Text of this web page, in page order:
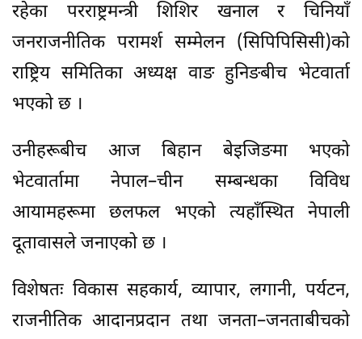
रहेका परराष्ट्रमन्त्री शिशिर खनाल र चिनियाँ
जनराजनीतिक परामर्श सम्मेलन (सिपिपिसिसी)को
राष्ट्रिय समितिका अध्यक्ष वाङ हुनिङबीच भेटवार्ता
भएको छ ।
उनीहरूबीच आज बिहान बेइजिङमा भएको
भेटवार्तामा नेपाल–चीन सम्बन्धका विविध
आयामहरूमा छलफल भएको त्यहाँस्थित नेपाली
दूतावासले जनाएको छ ।
विशेषतः विकास सहकार्य, व्यापार, लगानी, पर्यटन,
राजनीतिक आदानप्रदान तथा जनता–जनताबीचको